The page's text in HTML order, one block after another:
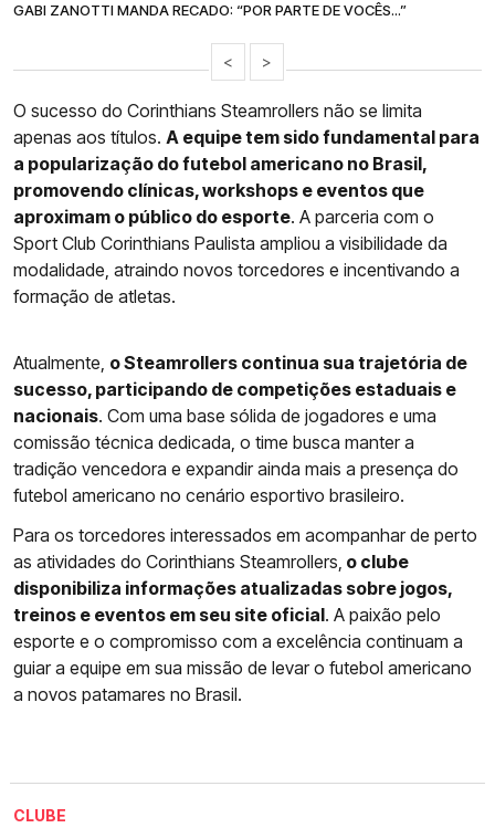
GABI ZANOTTI MANDA RECADO: “POR PARTE DE VOCÊS...”
< >
O sucesso do Corinthians Steamrollers não se limita
apenas aos títulos. A equipe tem sido fundamental para
a popularização do futebol americano no Brasil,
promovendo clínicas, workshops e eventos que
aproximam o público do esporte. A parceria com o
Sport Club Corinthians Paulista ampliou a visibilidade da
modalidade, atraindo novos torcedores e incentivando a
formação de atletas.
Atualmente, o Steamrollers continua sua trajetória de
sucesso, participando de competições estaduais e
nacionais. Com uma base sólida de jogadores e uma
comissão técnica dedicada, o time busca manter a
tradição vencedora e expandir ainda mais a presença do
futebol americano no cenário esportivo brasileiro.
Para os torcedores interessados em acompanhar de perto
as atividades do Corinthians Steamrollers, o clube
disponibiliza informações atualizadas sobre jogos,
treinos e eventos em seu site oficial. A paixão pelo
esporte e o compromisso com a excelência continuam a
guiar a equipe em sua missão de levar o futebol americano
a novos patamares no Brasil.
CLUBE